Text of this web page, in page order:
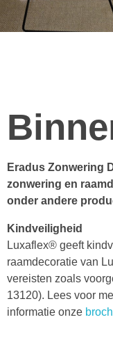
Eradus Zonwering
zonwering en
onder andere
Kindveiligheid
Luxaflex® geeft
raamdecoratie van
vereisten zoals
13120). Lees voor
informatie onze